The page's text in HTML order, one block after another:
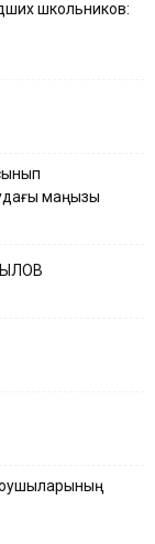
школьников:
маңызы